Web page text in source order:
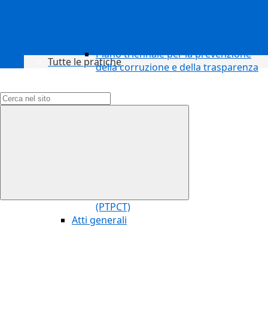
Tutte le pratiche
Piano triennale per la prevenzione
della corruzione e della trasparenza
(PTPCT)
Atti generali